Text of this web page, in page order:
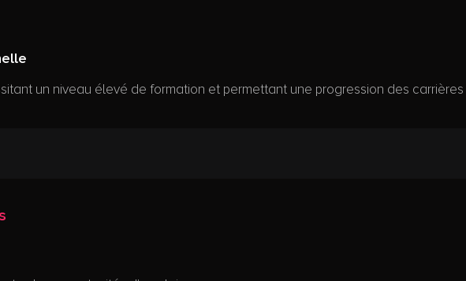
un niveau élevé de formation et permettant une progression des carrières